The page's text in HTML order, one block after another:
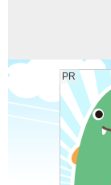
PR